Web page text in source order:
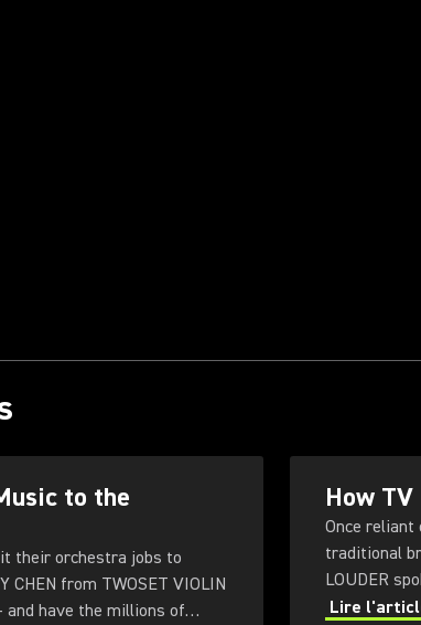
to the
their orchestra jobs to
CHEN from TWOSET VIOLIN
have the millions of
How
Once
traditional
LOUDER
public
Lire